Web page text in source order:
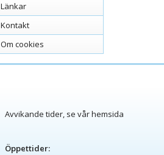
Länkar
Kontakt
Om cookies
Avvikande tider, se vår hemsida
Öppettider: